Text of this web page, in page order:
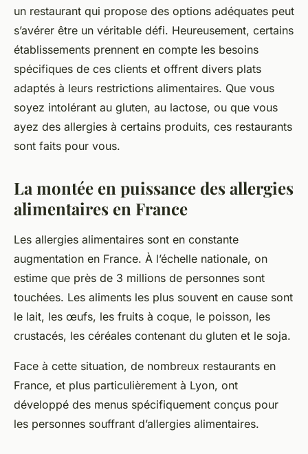
meilleures options pour les
personnes allergiques
Marie•22 décembre 2023•5 min de lecture
un restaurant qui propose des options adéquates peut
s’avérer être un véritable défi. Heureusement, certains
établissements prennent en compte les besoins
spécifiques de ces clients et offrent divers plats
adaptés à leurs restrictions alimentaires. Que vous
soyez intolérant au gluten, au lactose, ou que vous
ayez des allergies à certains produits, ces restaurants
sont faits pour vous.
La montée en puissance des allergies
alimentaires en France
Les allergies alimentaires sont en constante
augmentation en France. À l’échelle nationale, on
estime que près de 3 millions de personnes sont
touchées. Les aliments les plus souvent en cause sont
le lait, les œufs, les fruits à coque, le poisson, les
crustacés, les céréales contenant du gluten et le soja.
Face à cette situation, de nombreux restaurants en
France, et plus particulièrement à Lyon, ont
développé des menus spécifiquement conçus pour
les personnes souffrant d’allergies alimentaires.